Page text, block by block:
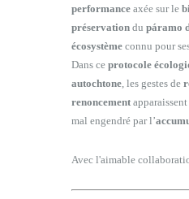
performanceaxée sur le
préservationdu páramo
écosystèmeconnu pour
Dans ce protocole
autochtone, les gestes de
renoncementapparaissent
mal engendré par l’
Avec l'aimable